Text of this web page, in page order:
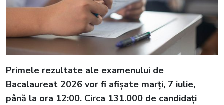
Primele rezultate ale examenului de
Bacalaureat 2026 vor fi afișate marți, 7 iulie,
până la ora 12:00. Circa 131.000 de candidați